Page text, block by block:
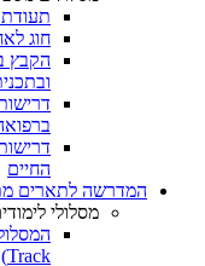
חוג
הקבץ
החיים
המדרשה לתארים
מסלולי
Track)